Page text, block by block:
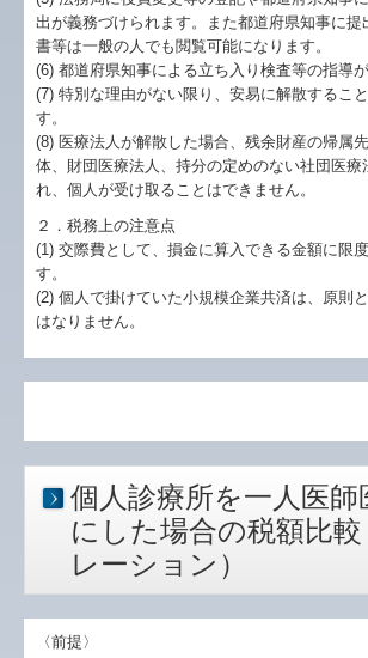
出が義務づけられます。また都道府県知事に提
書等は一般の人でも閲覧可能になります。
(6) 都道府県知事による立ち入り検査等の指導が
(7) 特別な理由がない限り、安易に解散するこ
す。
(8) 医療法人が解散した場合、残余財産の帰属
体、財団医療法人、持分の定めのない社団医療
れ、個人が受け取ることはできません。
２．税務上の注意点
(1) 交際費として、損金に算入できる金額に限
す。
(2) 個人で掛けていた小規模企業共済は、原則
はなりません。
個人診療所を一人医師
にした場合の税額比
レーション）
〈前提〉